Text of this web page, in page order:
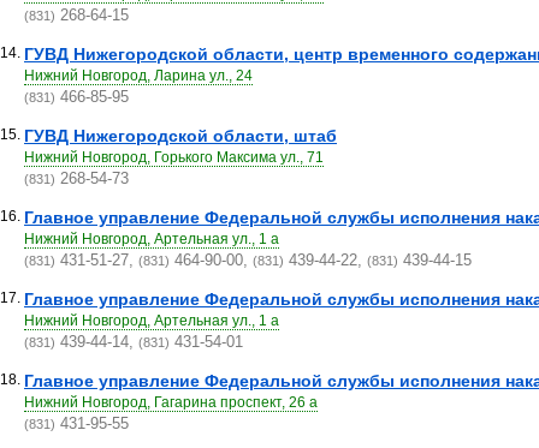
(831) 268-64-15
14. ГУВД Нижегородской области, центр временного
Нижний Новгород, Ларина ул., 24
(831) 466-85-95
15. ГУВД Нижегородской области, штаб
Нижний Новгород, Горького Максима ул., 71
(831) 268-54-73
16. Главное управление Федеральной службы исполнения
Нижний Новгород, Артельная ул., 1 а
(831) 431-51-27, (831) 464-90-00, (831) 439-44-22, (831) 439-44-15
17. Главное управление Федеральной службы исполнения
Нижний Новгород, Артельная ул., 1 а
(831) 439-44-14, (831) 431-54-01
18. Главное управление Федеральной службы исполнения
Нижний Новгород, Гагарина проспект, 26 а
(831) 431-95-55